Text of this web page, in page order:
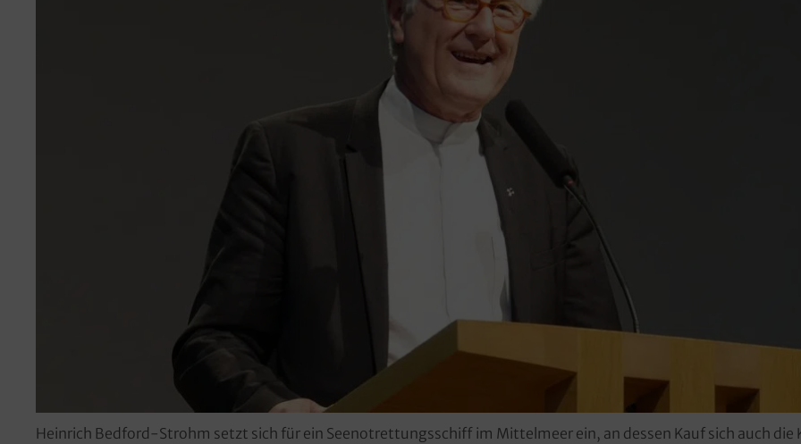
Heinrich Bedford-Strohm setzt sich für ein Seenotrettungsschiff im Mittelmeer ein, an dessen Kauf sich auch die